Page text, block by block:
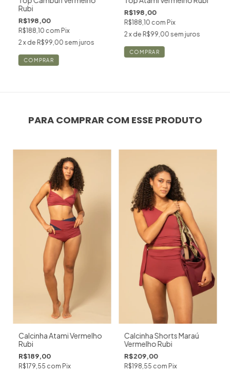
Rubi
R$198,00
R$188,10 com Pix
2x de R$99,00 sem juros
COMPRAR
R$198,00
R$188,10 com Pix
2x de R$99,00 sem juros
COMPRAR
PARA COMPRAR COM ESSE PRODUTO
Calcinha Atami Vermelho
Rubi
R$189,00
R$179,55 com Pix
Calcinha Shorts Maraú
Vermelho Rubi
R$209,00
R$198,55 com Pix